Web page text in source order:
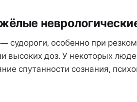
особенно при
высоких доз. У некоторых
спутанности сознания,